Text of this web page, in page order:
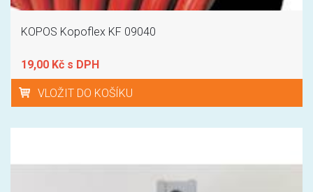
KOPOS Kopoflex KF 09040
19,00 Kč s DPH
VLOŽIT DO KOŠÍKU